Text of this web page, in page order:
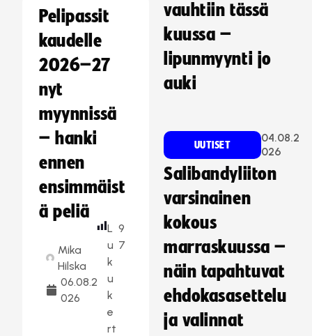
Pelipassit
kaudelle
2026–27
nyt
myynnissä
– hanki
ennen
ensimmäist
ä peliä
Mika
Hilska
06.08.2
026
L
u
k
u
k
e
rt
9
7
vauhtiin tässä
kuussa –
lipunmyynti jo
auki
UUTISET
04.08.2
026
Salibandyliiton
varsinainen
kokous
marraskuussa –
näin tapahtuvat
ehdokasasettelu
ja valinnat